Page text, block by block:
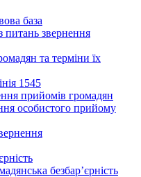
база
питань звернення
та терміни їх
1545
прийомів громадян
особистого прийому
безбар’єрність